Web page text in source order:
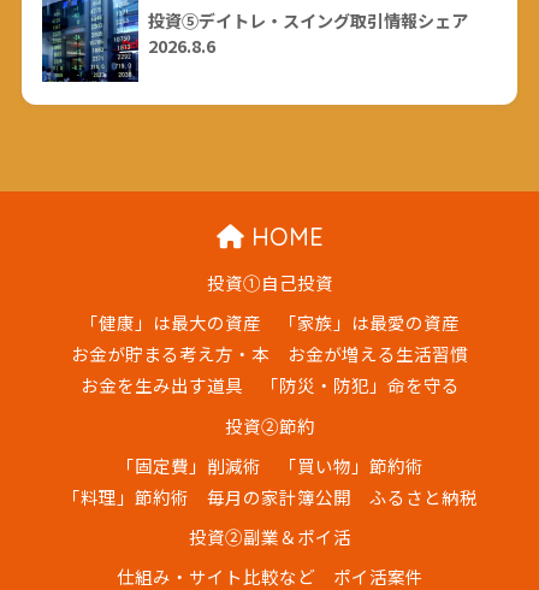
投資⑤デイトレ・スイング取引情報シェア
2026.8.6
HOME
投資①自己投資
「健康」は最大の資産
「家族」は最愛の資産
お金が貯まる考え方・本
お金が増える生活習慣
お金を生み出す道具
「防災・防犯」命を守る
投資②節約
「固定費」削減術
「買い物」節約術
「料理」節約術
毎月の家計簿公開
ふるさと納税
投資②副業＆ポイ活
仕組み・サイト比較など
ポイ活案件